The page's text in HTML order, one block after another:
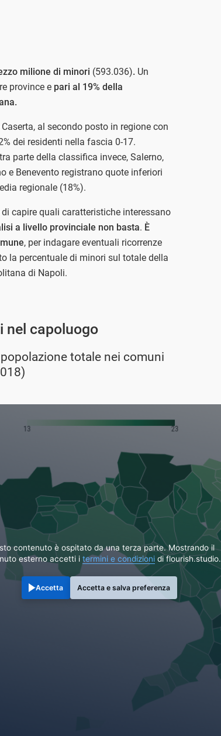
milione di minori (593.036). Un
province e pari al 19% della
Caserta, al secondo posto in regione con
dei residenti nella fascia 0-17.
parte della classifica invece, Salerno,
e Benevento registrano quote inferiori
regionale (18%).
capire quali caratteristiche interessano
a livello provinciale non basta. È
, per indagare eventuali ricorrenze
la percentuale di minori sul totale della
di Napoli.
nel capoluogo
totale nei comuni
contenuto è ospitato da una terza parte. Mostrando il
esterno accetti i termini e condizioni di flourish.studio.
Accetta Accetta e salva preferenza